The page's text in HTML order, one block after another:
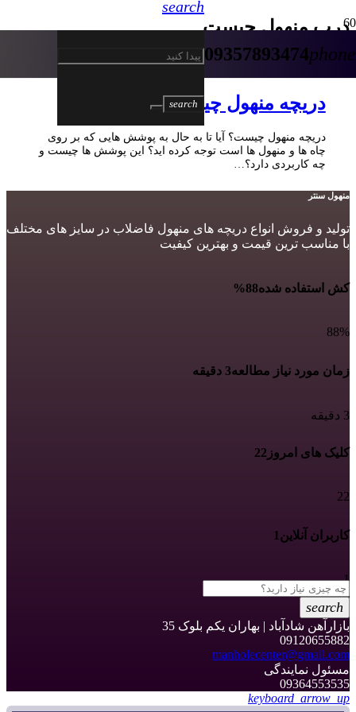
09357893474phone
search
search
درب منهول چیست
دریچه منهول چیست؟
دریچه منهول چیست؟ آیا تا به حال به پوشش هایی که بر روی
چاه ها و منهول ها است توجه کرده اید؟ این پوشش ها چیست و
چه کاربردی دارد؟…
منهول سنتر
تولید و فروش انواع دریچه های منهول فاضلاب در سایز های مختلف
با مناسب ترین قیمت و بهترین کیفیت
کش استفاده شده88%
88%
زمان مورد نیاز مطالعه3 دقیقه
3 دقیقه
کلیک های امروز 22
22
کاربران آنلاین 1
1
search
بازارآهن شادآباد | بهاران یکم بلوک 35
09120655882
manholecenter@gmail.com
مسئول نمایندگی
09364553535
keyboard_arrow_up